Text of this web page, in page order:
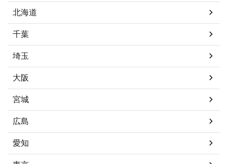
北海道
千葉
埼玉
大阪
宮城
広島
愛知